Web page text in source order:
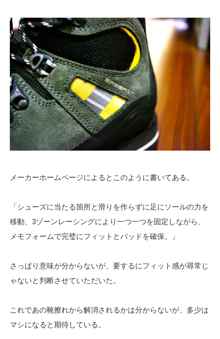
メーカーホームページによるとこのように書いてある。
「シューズに当たる箇所と滑りを作らずに足にソールの力を
移動、3ゾーンレーシングにより一つ一つを固定しながら、
メモフォームで完璧にフィットとパッドを確保。」
さっぱり意味が分からないが、要するにフィット感が尋常じ
ゃないと判断させていただいた。
これであの靴擦れから解消されるかは分からないが、多少は
マシになると期待している。